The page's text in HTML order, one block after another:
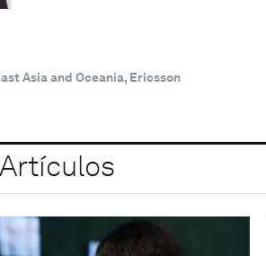
Asia and Oceania, Ericsson